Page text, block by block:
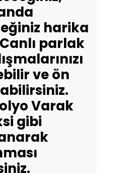
harika
parlak
ve ön
Varak
gibi